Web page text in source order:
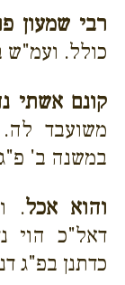
רבי שמעון
כולל.
קונם אשתי
משועבד
במשנה ב'
והוא אכל.
דאל"כ הוי
כדתנן בפ"ג